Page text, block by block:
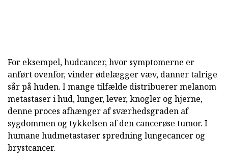
For eksempel, hudcancer, hvor symptomerne er
anført ovenfor, vinder ødelægger væv, danner talrige
sår på huden. I mange tilfælde distribuerer melanom
metastaser i hud, lunger, lever, knogler og hjerne,
denne proces afhænger af sværhedsgraden af
sygdommen og tykkelsen af den cancerøse tumor. I
humane hudmetastaser spredning lungecancer og
brystcancer.